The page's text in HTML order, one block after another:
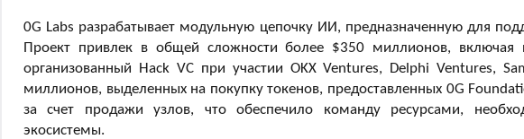
0G Labs разрабатывает модульную цепочку ИИ, предназначенную для
Проект привлек в общей сложности более $350 миллионов,
организованный Hack VC при участии OKX Ventures, Delphi Ventures,
миллионов, выделенных на покупку токенов, предоставленных 0G
за счет продажи узлов, что обеспечило команду ресурсами,
экосистемы.